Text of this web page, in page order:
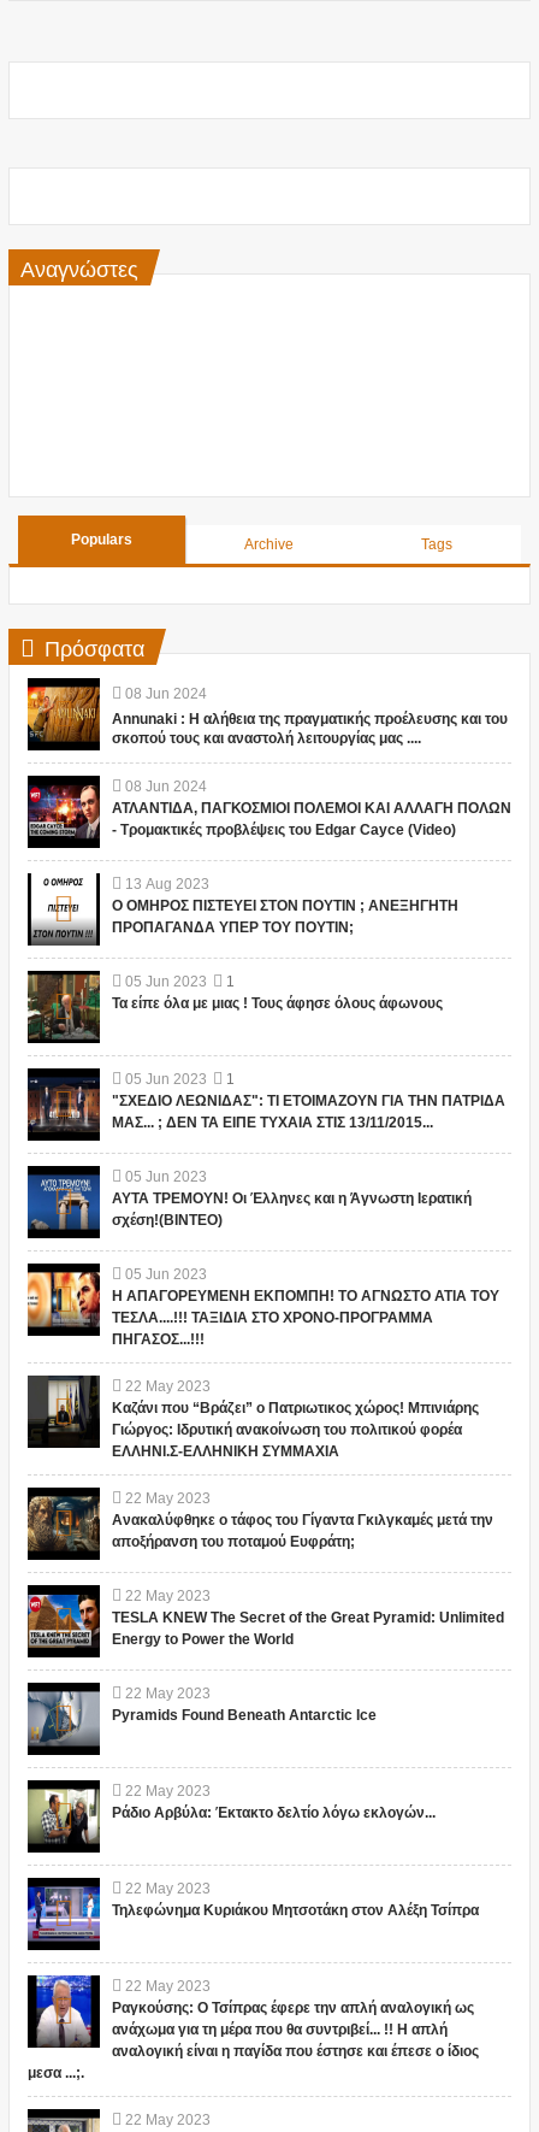
Αναγνώστες
Populars Archive Tags
Πρόσφατα
08 Jun 2024
Annunaki : Η αλήθεια της πραγματικής προέλευσης και του
σκοπού τους και αναστολή λειτουργίας μας ....
08 Jun 2024
ΑΤΛΑΝΤΙΔΑ, ΠΑΓΚΟΣΜΙΟΙ ΠΟΛΕΜΟΙ ΚΑΙ ΑΛΛΑΓΗ ΠΟΛΩΝ
- Τρομακτικές προβλέψεις του Edgar Cayce (Video)
13 Aug 2023
Ο ΟΜΗΡΟΣ ΠΙΣΤΕΥΕΙ ΣΤΟΝ ΠΟΥΤΙΝ ; ΑΝΕΞΗΓΗΤΗ
ΠΡΟΠΑΓΑΝΔΑ ΥΠΕΡ ΤΟΥ ΠΟΥΤΙΝ;
05 Jun 2023
1
Τα είπε όλα με μιας ! Τους άφησε όλους άφωνους
05 Jun 2023
1
"ΣΧΕΔΙΟ ΛΕΩΝΙΔΑΣ": ΤΙ ΕΤΟΙΜΑΖΟΥΝ ΓΙΑ ΤΗΝ ΠΑΤΡΙΔΑ
ΜΑΣ... ; ΔΕΝ ΤΑ ΕΙΠΕ ΤΥΧΑΙΑ ΣΤΙΣ 13/11/2015...
05 Jun 2023
ΑΥΤΑ ΤΡΕΜΟΥΝ! Οι Έλληνες και η Άγνωστη Ιερατική
σχέση!(ΒΙΝΤΕΟ)
05 Jun 2023
Η ΑΠΑΓΟΡΕΥΜΕΝΗ ΕΚΠΟΜΠΗ! ΤΟ ΑΓΝΩΣΤΟ ΑΤΙΑ ΤΟΥ
ΤΕΣΛΑ....!!! ΤΑΞΙΔΙΑ ΣΤΟ ΧΡΟΝΟ-ΠΡΟΓΡΑΜΜΑ
ΠΗΓΑΣΟΣ...!!!
22 May 2023
Καζάνι που “Βράζει” ο Πατριωτικος χώρος! Μπινιάρης
Γιώργος: Ιδρυτική ανακοίνωση του πολιτικού φορέα
ΕΛΛΗΝΙ.Σ-ΕΛΛΗΝΙΚΗ ΣΥΜΜΑΧΙΑ
22 May 2023
Ανακαλύφθηκε ο τάφος του Γίγαντα Γκιλγκαμές μετά την
αποξήρανση του ποταμού Ευφράτη;
22 May 2023
TESLA KNEW The Secret of the Great Pyramid: Unlimited
Energy to Power the World
22 May 2023
Pyramids Found Beneath Antarctic Ice
22 May 2023
Ράδιο Αρβύλα: Έκτακτο δελτίο λόγω εκλογών...
22 May 2023
Τηλεφώνημα Κυριάκου Μητσοτάκη στον Αλέξη Τσίπρα
22 May 2023
Ραγκούσης: Ο Τσίπρας έφερε την απλή αναλογική ως
ανάχωμα για τη μέρα που θα συντριβεί... !! Η απλή
αναλογική είναι η παγίδα που έστησε και έπεσε ο ίδιος
μεσα ...;.
22 May 2023